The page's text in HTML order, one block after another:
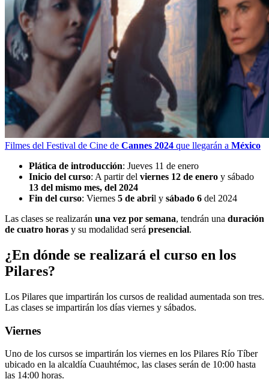
Filmes del Festival de Cine de Cannes 2024 que llegarán a México
Plática de introducción: Jueves 11 de enero
Inicio del curso: A partir del viernes 12 de enero y sábado
13 del mismo mes, del 2024
Fin del curso: Viernes 5 de abril y sábado 6 del 2024
Las clases se realizarán una vez por semana, tendrán una duración
de cuatro horas y su modalidad será presencial.
¿En dónde se realizará el curso en los
Pilares?
Los Pilares que impartirán los cursos de realidad aumentada son tres.
Las clases se impartirán los días viernes y sábados.
Viernes
Uno de los cursos se impartirán los viernes en los Pilares Río Tíber
ubicado en la alcaldía Cuauhtémoc, las clases serán de 10:00 hasta
las 14:00 horas.